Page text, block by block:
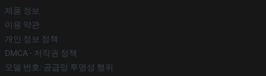
제품 정보
이용 약관
개인 정보 정책
DMCA - 저작권 정책
모델 번호: 공급망 투명성 행위